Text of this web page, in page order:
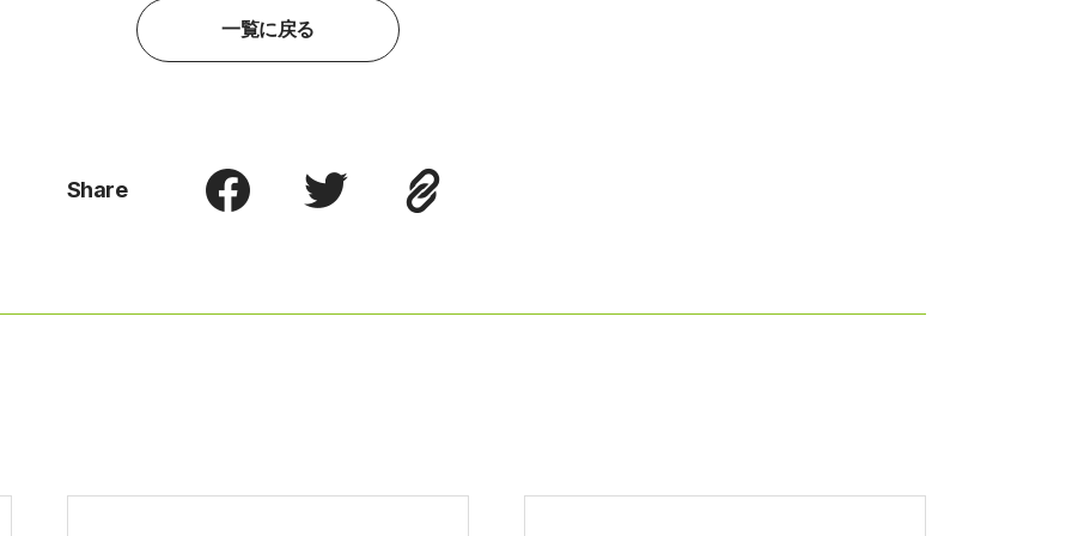
一覧に戻る
Share